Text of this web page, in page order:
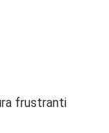
frustranti